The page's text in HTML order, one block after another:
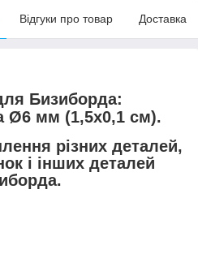
Відгуки про товар Доставка
Бизиборда:
Ø6 мм (1,5х0,1 см).
різних деталей,
і інших деталей